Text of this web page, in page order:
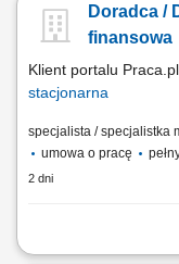
firm;
Doradca /
finansowa
Klient portalu Praca.pl
stacjonarna
specjalista / specjalistka
umowa o pracę
2 dni
Aktywne pozyskiwanie